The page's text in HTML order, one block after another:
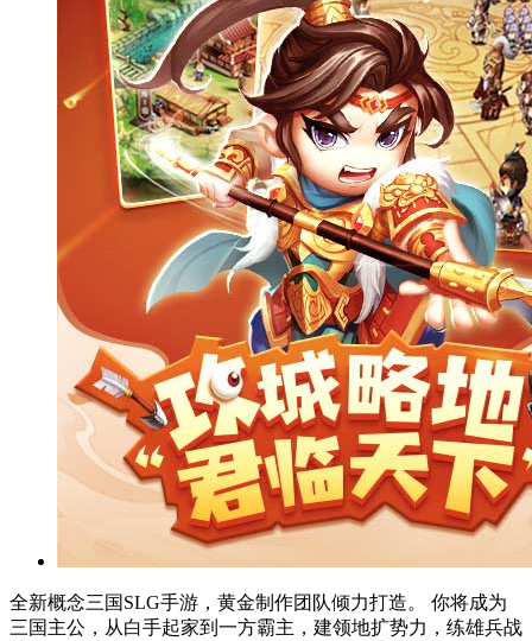
全新概念三国SLG手游，黄金制作团队倾力打造。 你将成为
三国主公，从白手起家到一方霸主，建领地扩势力，练雄兵战